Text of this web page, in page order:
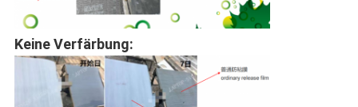
Keine Verfärbung: